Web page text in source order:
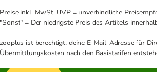
Preise inkl. MwSt. UVP = unverbindliche
"Sonst" = Der niedrigste Preis des Artikels
zooplus ist berechtigt, deine E-Mail-Adresse für
Übermittlungskosten nach den Basistarifen